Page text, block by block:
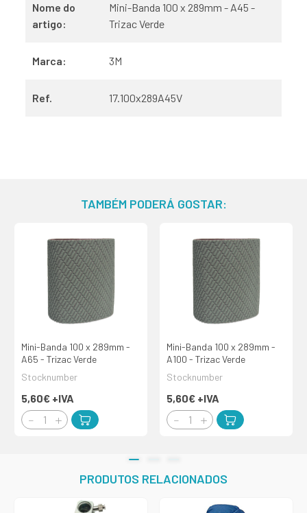
Nome do
artigo:
Mini-Banda 100 x 289mm - A45 -
Trizac Verde
Marca: 3M
Ref. 17.100x289A45V
TAMBÉM PODERÁ GOSTAR:
Mini-Banda 100 x 289mm -
A65 - Trizac Verde
Stocknumber
5,60€ +IVA
Mini-Banda 100 x 289mm -
A100 - Trizac Verde
Stocknumber
5,60€ +IVA
PRODUTOS RELACIONADOS